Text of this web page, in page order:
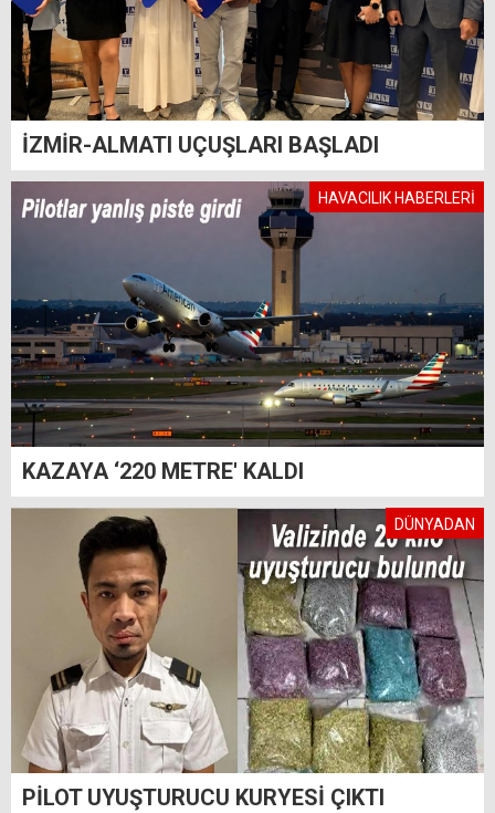
İZMİR-ALMATI UÇUŞLARI BAŞLADI
HAVACILIK HABERLERİ
KAZAYA ‘220 METRE' KALDI
DÜNYADAN
PİLOT UYUŞTURUCU KURYESİ ÇIKTI